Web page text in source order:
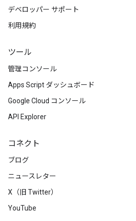
デベロッパー サポート
利用規約
ツール
管理コンソール
Apps Script ダッシュボード
Google Cloud コンソール
API Explorer
コネクト
ブログ
ニュースレター
X（旧 Twitter）
YouTube